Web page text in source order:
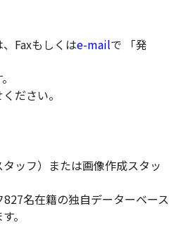
Faxもしくはe-mailで 「発
ださい。
ッフ）または画像作成スタッ
名在籍の独自データーベース
。